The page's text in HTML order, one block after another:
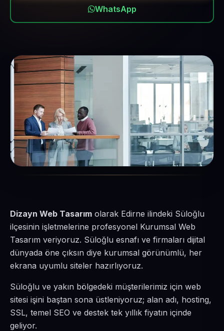
WhatsApp
Dizayn Web Tasarım olarak Edirne ilindeki Süloğlu
ilçesinin işletmelerine profesyonel Kurumsal Web
Tasarım veriyoruz. Süloğlu esnafı ve firmaları dijital
dünyada öne çıksın diye kurumsal görünümlü, her
ekrana uyumlu siteler hazırlıyoruz.
Süloğlu ve yakın bölgedeki müşterilerimiz için web
sitesi işini baştan sona üstleniyoruz; alan adı, hosting,
SSL, temel SEO ve destek tek yıllık fiyatın içinde
geliyor.